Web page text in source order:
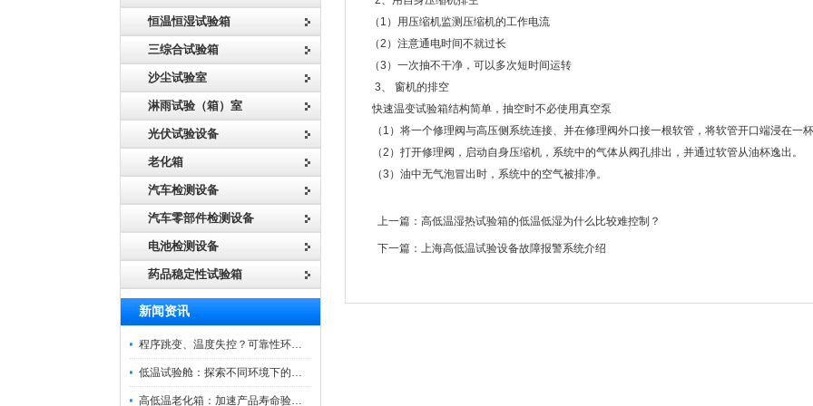
恒温恒湿试验箱
三综合试验箱
沙尘试验室
淋雨试验（箱）室
光伏试验设备
老化箱
汽车检测设备
汽车零部件检测设备
电池检测设备
药品稳定性试验箱
新闻资讯
程序跳变、温度失控？可靠性环境试验箱控制系统故障处理
低温试验舱：探索不同环境下的科技边界
高低温老化箱：加速产品寿命验证的可靠伙伴
（1）用压缩机监测压缩机的工作电流
（2）注意通电时间不就过长
（3）一次抽不干净，可以多次短时间运转
3、 窗机的排空
快速温变试验箱结构简单，抽空时不必使用真空泵
（1）将一个修理阀与高压侧系统连接、并在修理阀外口接一根软管，将软管开口端浸在一
（2）打开修理阀，启动自身压缩机，系统中的气体从阀孔排出，并通过软管从油杯逸出。
（3）油中无气泡冒出时，系统中的空气被排净。
上一篇： 高低温湿热试验箱的低温低湿为什么比较难控制？
下一篇： 上海高低温试验设备故障报警系统介绍